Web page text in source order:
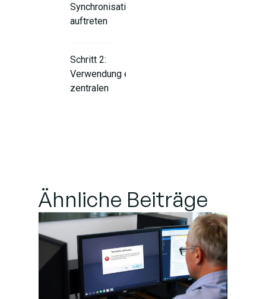
Synchronisationsprobleme
auftreten
Schritt 2:
Verwendung eines
zentralen
Schritt 4: Echtzeit-
Kennwortsynchronisierung
aktivieren
Schritt 5:
Ähnliche Beiträge